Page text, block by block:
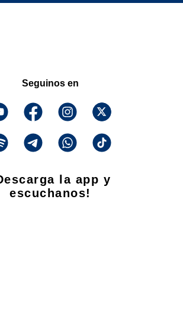
Seguinos en
la app y
escuchanos!